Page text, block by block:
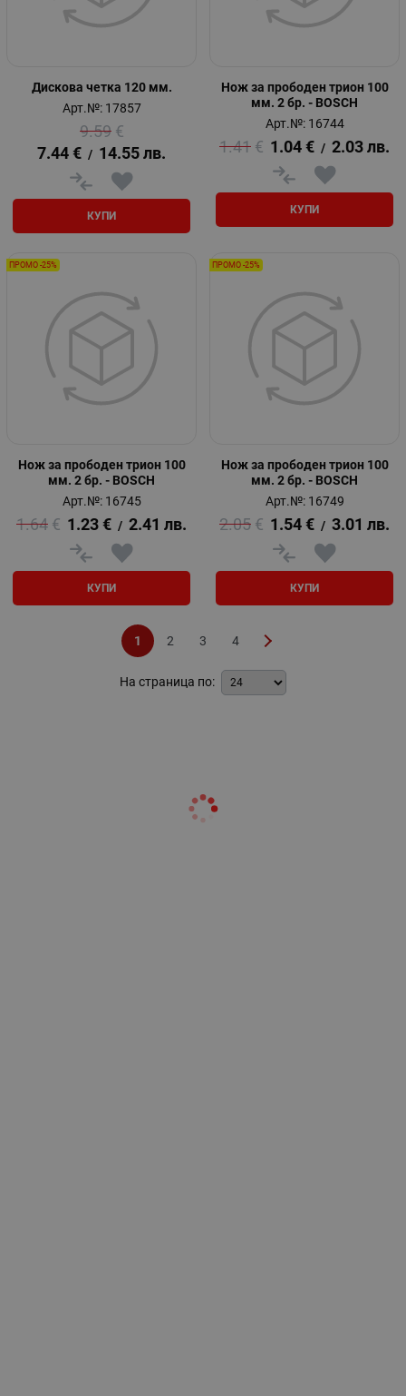
Дискова четка 120 мм.
Арт.№: 17857
9.59 €
7.44 € / 14.55 лв.
КУПИ
Нож за прободен трион 100
мм. 2 бр. - BOSCH
Арт.№: 16744
1.41 € 1.04 € / 2.03 лв.
КУПИ
Нож за прободен трион 100
мм. 2 бр. - BOSCH
Арт.№: 16745
1.64 € 1.23 € / 2.41 лв.
КУПИ
ПРОМО -25%
Нож за прободен трион 100
мм. 2 бр. - BOSCH
Арт.№: 16749
2.05 € 1.54 € / 3.01 лв.
КУПИ
ПРОМО -25%
1 2 3 4
На страница по: